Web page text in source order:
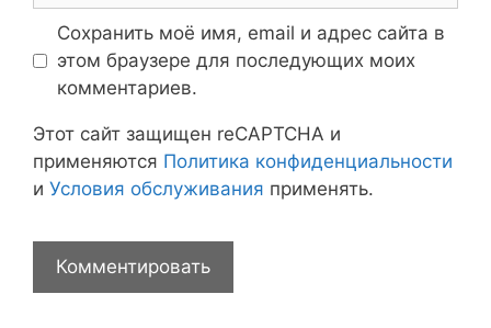
Сохранить моё имя, email и адрес сайта в
этом браузере для последующих моих
комментариев.
Этот сайт защищен reCAPTCHA и
применяются Политика конфиденциальности
и Условия обслуживания применять.